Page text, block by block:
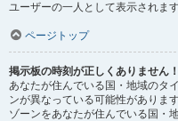
ユーザーの一人として表示されます
ページトップ
掲示板の時刻が正しくありません！
あなたが住んでいる国・地域のタ
ンが異なっている可能性がありま
ゾーンをあなたが住んでいる国・